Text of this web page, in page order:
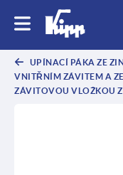
UPÍNACÍ PÁKA ZE
VNITŘNÍM ZÁVITEM A
ZÁVITOVOU VLOŽKOU Z